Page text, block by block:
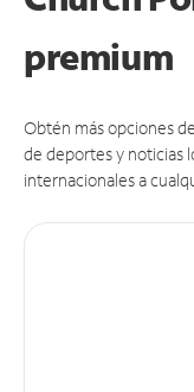
premium
Obtén más opciones
de deportes y noticias
internacionales a